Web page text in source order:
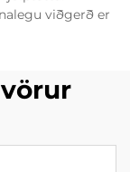
viðgerð er